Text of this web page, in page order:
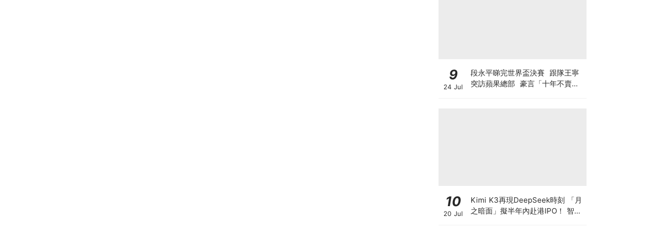
9
24 Jul
段永平睇完世界盃決賽 跟隊王寧
突訪蘋果總部 豪言「十年不賣泡
10
20 Jul
Kimi K3再現DeepSeek時刻 「月
之暗面」擬半年內赴港IPO！ 智譜